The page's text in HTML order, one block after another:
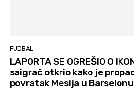
FUDBAL
LAPORTA SE OGREŠIO O
saigrač otkrio kako je
povratak Mesija u